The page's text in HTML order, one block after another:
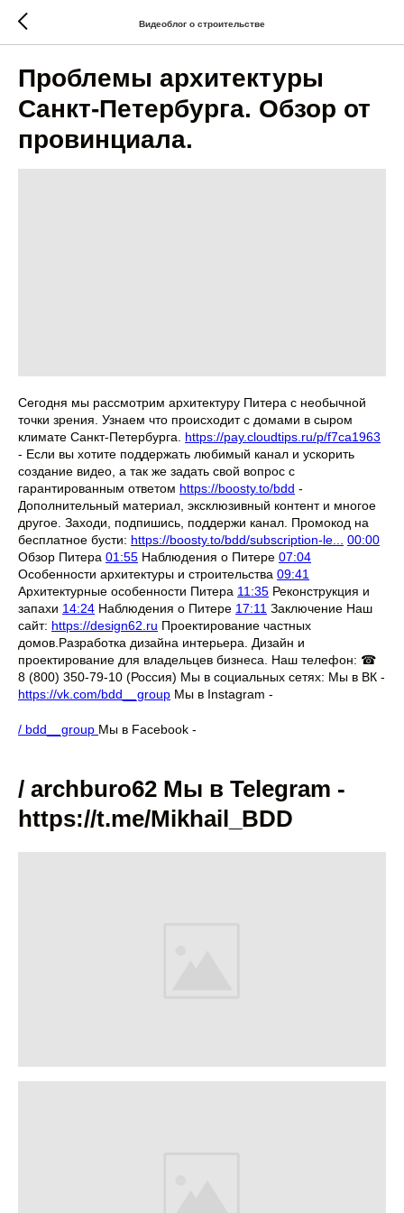
Видеоблог о строительстве
Проблемы архитектуры
Санкт-Петербурга. Обзор от
провинциала.
Сегодня мы рассмотрим архитектуру Питера с необычной
точки зрения. Узнаем что происходит с домами в сыром
климате Санкт-Петербурга. https://pay.cloudtips.ru/p/f7ca1963
- Если вы хотите поддержать любимый канал и ускорить
создание видео, а так же задать свой вопрос с
гарантированным ответом https://boosty.to/bdd -
Дополнительный материал, эксклюзивный контент и многое
другое. Заходи, подпишись, поддержи канал. Промокод на
бесплатное бусти: https://boosty.to/bdd/subscription-le...
00:00
Обзор Питера 01:55 Наблюдения о Питере 07:04
Особенности архитектуры и строительства 09:41
Архитектурные особенности Питера 11:35 Реконструкция и
запахи 14:24 Наблюдения о Питере 17:11 Заключение Наш
сайт: https://design62.ru Проектирование частных
домов.Разработка дизайна интерьера. Дизайн и
проектирование для владельцев бизнеса. Наш телефон: ☎
8 (800) 350-79-10 (Россия) Мы в социальных сетях: Мы в ВК -
https://vk.com/bdd__group Мы в Instagram -
/ bdd__group Мы в Facebook -
/ archburo62 Мы в Telegram -
https://t.me/Mikhail_BDD